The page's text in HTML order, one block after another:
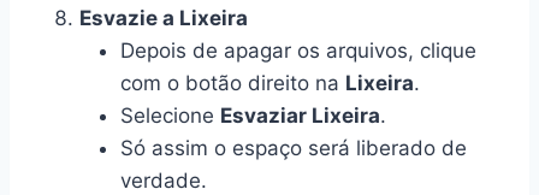
Esvazie a Lixeira
Depois de apagar os arquivos, clique
com o botão direito na Lixeira.
Selecione Esvaziar Lixeira.
Só assim o espaço será liberado de
verdade.